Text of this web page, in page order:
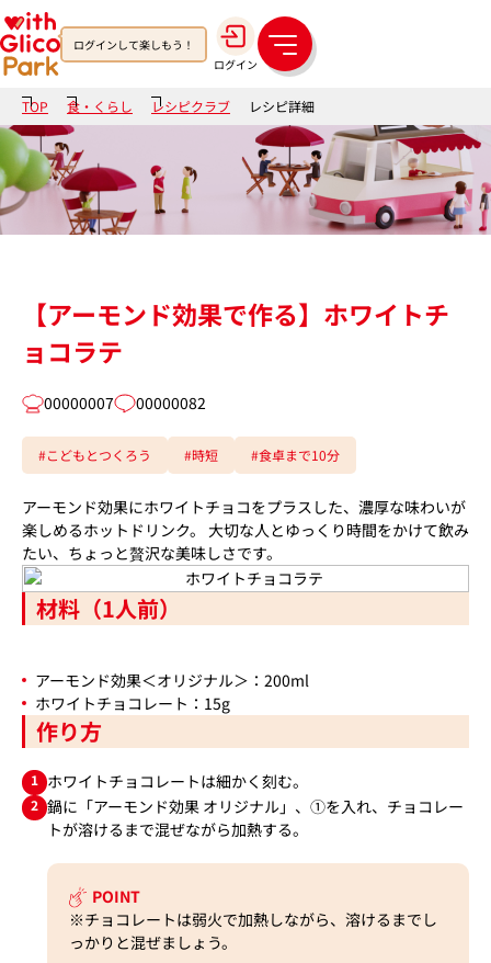
ログインして楽しもう！
ログイン
メ
ニ
ュ
ー
TOP 食・くらし レシピクラブ レシピ詳細
【アーモンド効果で作る】ホワイトチ
ョコラテ
00000007 00000082
#こどもとつくろう #時短 #食卓まで10分
アーモンド効果にホワイトチョコをプラスした、濃厚な味わいが
楽しめるホットドリンク。 大切な人とゆっくり時間をかけて飲み
たい、ちょっと贅沢な美味しさです。
材料（1人前）
アーモンド効果＜オリジナル＞：200ml
ホワイトチョコレート：15g
作り方
1 ホワイトチョコレートは細かく刻む。
2 鍋に「アーモンド効果 オリジナル」、①を入れ、チョコレー
トが溶けるまで混ぜながら加熱する。
POINT
※チョコレートは弱火で加熱しながら、溶けるまでし
っかりと混ぜましょう。